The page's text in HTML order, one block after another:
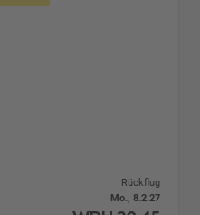
Rückflug
Mo., 8.2.27